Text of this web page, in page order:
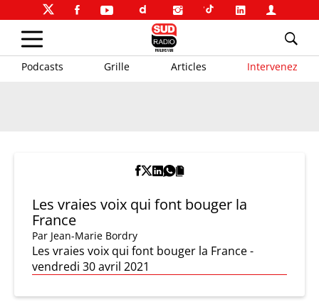
Podcasts Grille Articles Intervenez
Les vraies voix qui font bouger la
France
Par Jean-Marie Bordry
Les vraies voix qui font bouger la France -
vendredi 30 avril 2021